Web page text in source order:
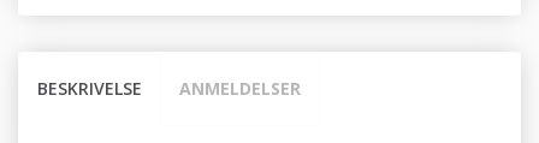
BESKRIVELSE ANMELDELSER